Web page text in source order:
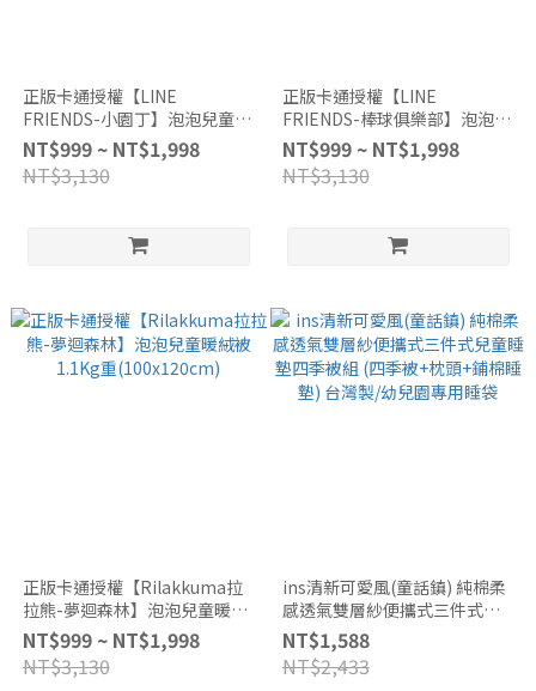
正版卡通授權【LINE
FRIENDS-小園丁】泡泡兒童暖
絨被1.1Kg重(100x120cm)
NT$999 ~ NT$1,998
NT$3,130
正版卡通授權【LINE
FRIENDS-棒球俱樂部】泡泡兒
童暖絨被1.1Kg重(100x120cm)
NT$999 ~ NT$1,998
NT$3,130
正版卡通授權【Rilakkuma拉
拉熊-夢迴森林】泡泡兒童暖絨
被1.1Kg重(100x120cm)
NT$999 ~ NT$1,998
NT$3,130
ins清新可愛風(童話鎮) 純棉柔
感透氣雙層紗便攜式三件式兒
童睡墊四季被組 (四季被+枕頭
+鋪棉睡墊) 台灣製/幼兒園專用
睡袋
NT$1,588
NT$2,433